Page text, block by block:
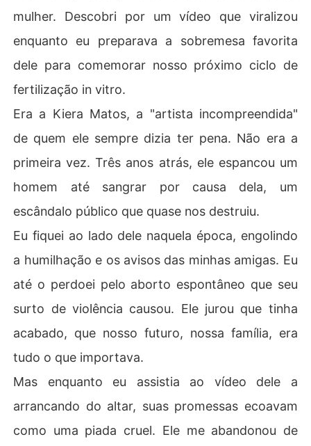
sa família, era tudo o que importava.
o altar, suas promessas ecoavam como uma piada crue
l. Ele me abandonou de novo, à beira do nosso sonho, p
Meu amor por ele, uma constante por quinze anos, final
mente secou. Isso não foi apenas mais uma traição; foi
o fim.
Peguei o telefone, minha mão firme. "Gostaria de cance
lar minha consulta para a fertilização in vitro", disse à cl
ínica. "E agendar um aborto. O mais rápido possível."
mulher. Descobri por um vídeo que viralizou
enquanto eu preparava a sobremesa favorita
dele para comemorar nosso próximo ciclo de
fertilização in vitro.
Era a Kiera Matos, a "artista incompreendida"
de quem ele sempre dizia ter pena. Não era a
primeira vez. Três anos atrás, ele espancou um
homem até sangrar por causa dela, um
escândalo público que quase nos destruiu.
Eu fiquei ao lado dele naquela época, engolindo
a humilhação e os avisos das minhas amigas. Eu
até o perdoei pelo aborto espontâneo que seu
surto de violência causou. Ele jurou que tinha
acabado, que nosso futuro, nossa família, era
tudo o que importava.
Mas enquanto eu assistia ao vídeo dele a
arrancando do altar, suas promessas ecoavam
como uma piada cruel. Ele me abandonou de